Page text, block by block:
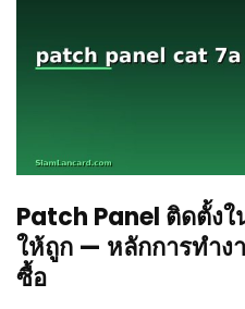
Patch Panel ติดตั้งใ
ให้ถูก — หลักการทำง
ซื้อ